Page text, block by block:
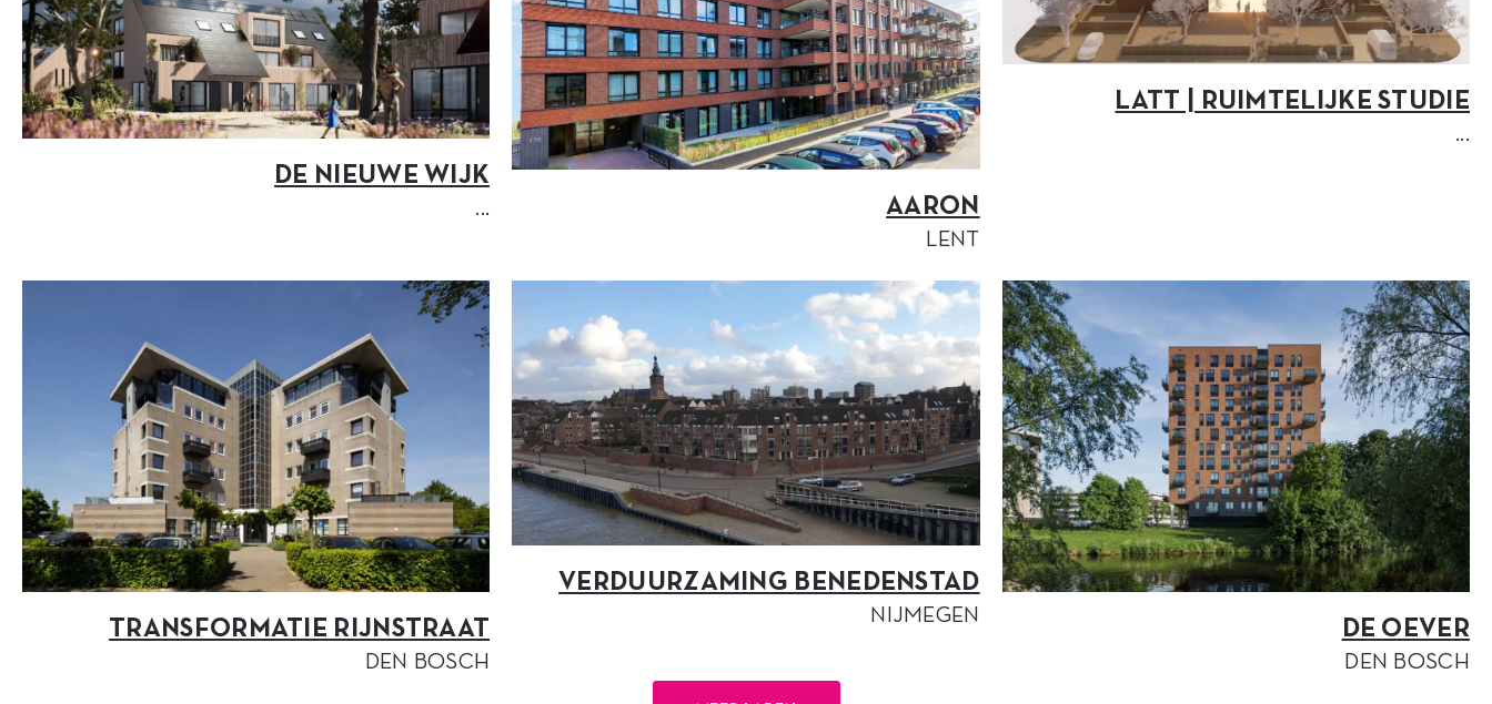
DE NIEUWE WIJK
... AARON
LENT
LATT | RUIMTELIJKE STUDIE
...
TRANSFORMATIE RIJNSTRAAT
DEN BOSCH
VERDUURZAMING BENEDENSTAD
NIJMEGEN
DE OEVER
DEN BOSCH